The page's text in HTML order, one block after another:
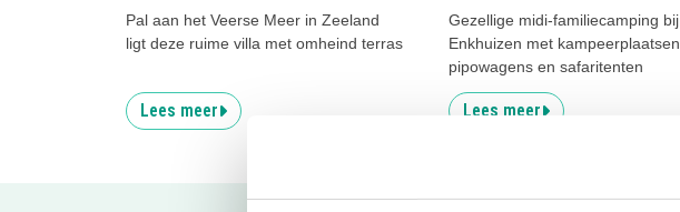
Pal aan het Veerse Meer in Zeeland
ligt deze ruime villa met omheind terras
Lees meer
Gezellige midi-familiecamping bij
Enkhuizen met kampeerplaatsen,
pipowagens en safaritenten
Lees meer